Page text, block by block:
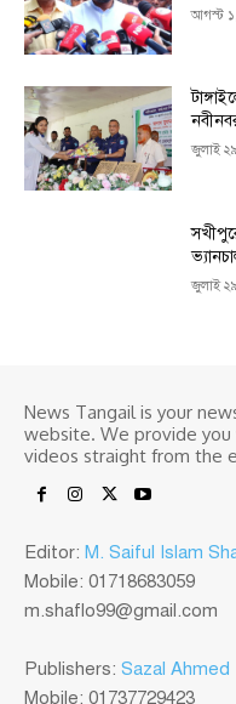
আগস্ট
জুলাই
জুলাই
News Tangail is your
website. We provide
videos straight from the
Editor: M. Saiful Islam
Mobile: 01718683059
m.shaflo99@gmail.com
Publishers: Sazal Ahmed
Mobile: 01737729423